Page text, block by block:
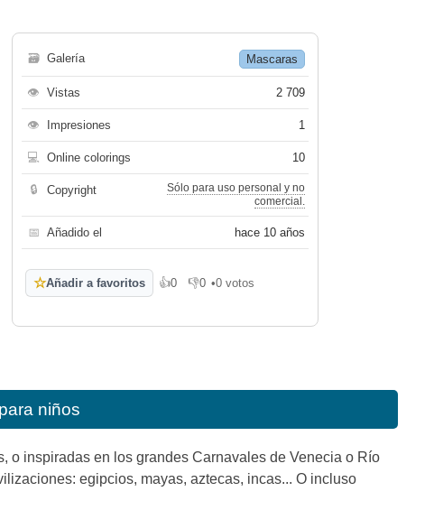
🗃 Galería Mascaras
👁 Vistas 2 709
👁 Impresiones 1
💻 Online colorings 10
🔒 Copyright
Sólo para uso personal y no
comercial.
📅 Añadido el hace 10 años
☆Añadir a favoritos 👍0
Me gusta
👎0
No me gusta
•0 votos
niños
o inspiradas en los grandes Carnavales de Venecia o Río
egipcios, mayas, aztecas, incas... O incluso